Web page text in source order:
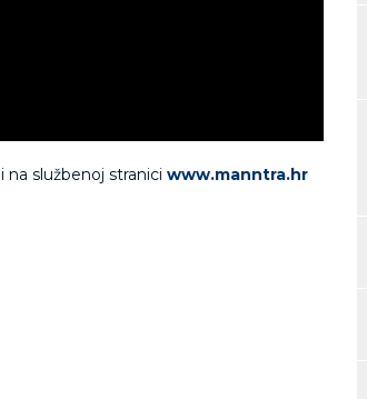
i na službenoj stranici www.manntra.hr